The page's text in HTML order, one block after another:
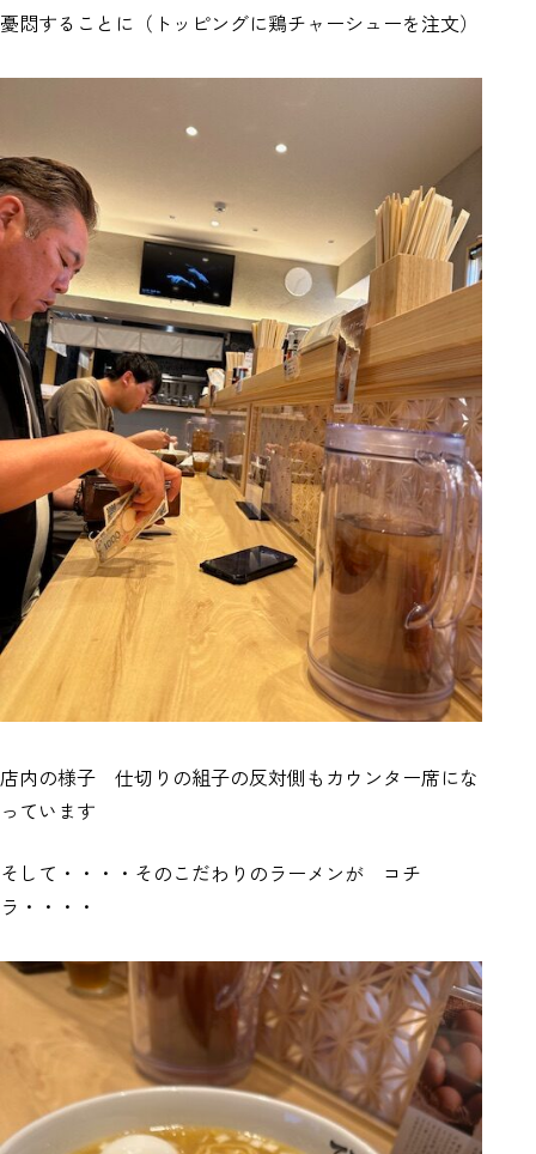
憂悶することに（トッピングに鶏チャーシューを注文）
店内の様子 仕切りの組子の反対側もカウンター席にな
っています
そして・・・・そのこだわりのラーメンが コチ
ラ・・・・